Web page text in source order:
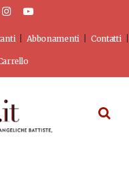
Abbonamenti Contatti